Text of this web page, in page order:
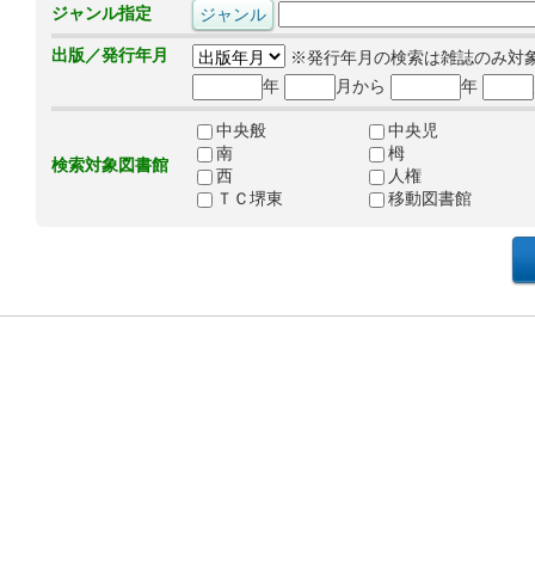
ジャンル指定
出版／発行年月
※発行年月の検索は雑誌のみ対
年
月から 年
検索対象図書館
中央般
中央児
南
栂
西
人権
ＴＣ堺東
移動図書館